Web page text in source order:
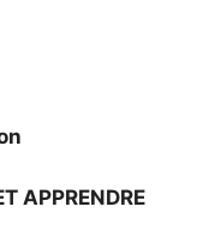
APPRENDRE